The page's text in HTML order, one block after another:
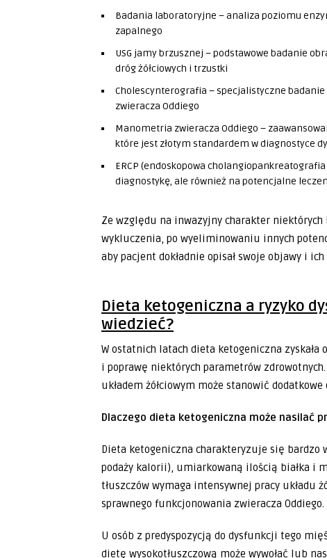
Badania laboratoryjne – analiza poziomu
zapalnego
USG jamy brzusznej – podstawowe badanie
dróg żółciowych i trzustki
Cholescynterografia – specjalistyczne
zwieracza Oddiego
Manometria zwieracza Oddiego –
które jest złotym standardem w diagnostyce
ERCP (endoskopowa
diagnostykę, ale również na potencjalne
Ze względu na inwazyjny charakter
wykluczenia, po wyeliminowaniu innych
aby pacjent dokładnie opisał swoje objawy i
Dieta ketogeniczna a ryzyko
wiedzieć?
W ostatnich latach dieta ketogeniczna zyskała
i poprawę niektórych parametrów
układem żółciowym może stanowić dodatkowe
Dlaczego dieta ketogeniczna może nasilać
Dieta ketogeniczna charakteryzuje się bardzo
podaży kalorii), umiarkowaną ilością białka i
tłuszczów wymaga intensywnej pracy układu
sprawnego funkcjonowania zwieracza Oddiego.
U osób z predyspozycją do dysfunkcji tego
dietę wysokotłuszczową może wywołać lub